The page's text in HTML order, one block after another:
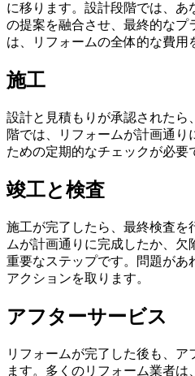
に移ります。設計段階では、あ
の提案を融合させ、最終的なプ
は、リフォームの全体的な費用
施工
設計と見積もりが承認されたら
階では、リフォームが計画通り
ための定期的なチェックが必要
竣工と検査
施工が完了したら、最終検査を
ムが計画通りに完成したか、
重要なステップです。問題があ
アクションを取ります。
アフターサービス
リフォームが完了した後も、ア
ます。多くのリフォーム業者